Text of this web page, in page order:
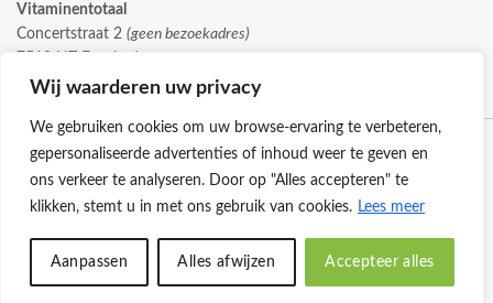
Wij waarderen uw privacy
We gebruiken cookies om uw browse-ervaring te verbeteren,
gepersonaliseerde advertenties of inhoud weer te geven en
ons verkeer te analyseren. Door op "Alles accepteren" te
klikken, stemt u in met ons gebruik van cookies. Lees meer
Aanpassen Alles afwijzen Accepteer alles
Vitaminentotaal
Concertstraat 2 (geen bezoekadres)
info@vitaminentotaal.nl
© 2026 -Vitaminentotaal.nl